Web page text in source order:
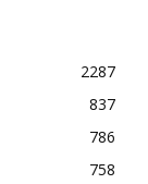
2287
837
786
758